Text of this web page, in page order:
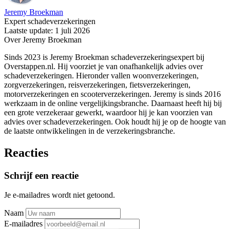
Jeremy Broekman
Expert schadeverzekeringen
Laatste update: 1 juli 2026
Over Jeremy Broekman
Sinds 2023 is Jeremy Broekman schadeverzekeringsexpert bij
Overstappen.nl. Hij voorziet je van onafhankelijk advies over
schadeverzekeringen. Hieronder vallen woonverzekeringen,
zorgverzekeringen, reisverzekeringen, fietsverzekeringen,
motorverzekeringen en scooterverzekeringen. Jeremy is sinds 2016
werkzaam in de online vergelijkingsbranche. Daarnaast heeft hij bij
een grote verzekeraar gewerkt, waardoor hij je kan voorzien van
advies over schadeverzekeringen. Ook houdt hij je op de hoogte van
de laatste ontwikkelingen in de verzekeringsbranche.
Reacties
Schrijf een reactie
Je e-mailadres wordt niet getoond.
Naam
E-mailadres